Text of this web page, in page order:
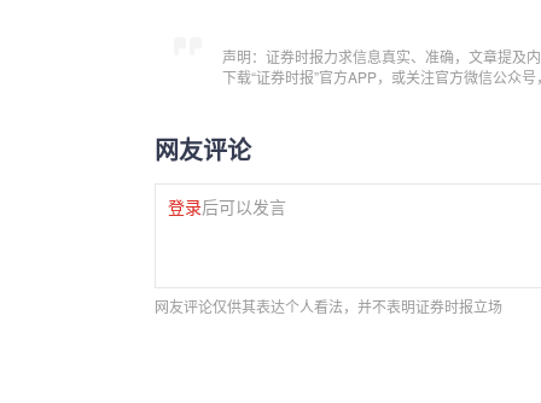
声明：证券时报力求信息真实、准确，文章提及
下载“证券时报”官方APP，或关注官方微信公众
网友评论
登录后可以发言
网友评论仅供其表达个人看法，并不表明证券时报立场